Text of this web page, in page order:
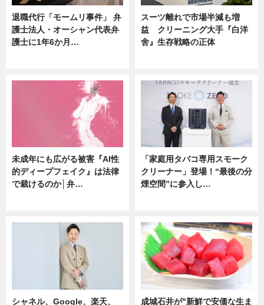
退職代行「モームリ事件」 弁
護士法人・オーシャン代表弁
護士に1年6か月…
スーツ離れで市場半減も増
益 クリーニング大手『白洋
舍』生存戦略の正体
未成年にも広がる被害『AI性
的ディープフェイク』は法律
で裁けるのか│弁…
「家庭用タバコ専用スモーク
クリーナー」登場！“最後の分
煙空間”に参入し…
シャネル、Google、楽天、
成城石井が"新鮮で安価な生ま